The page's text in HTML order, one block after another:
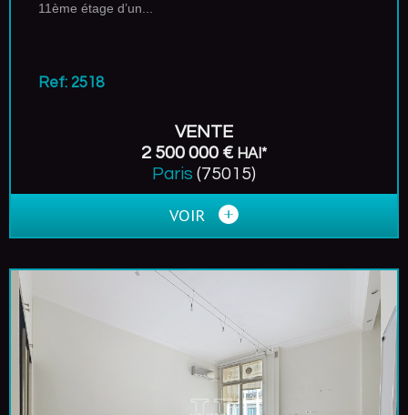
11ème étage d’un...
Ref: 2518
VENTE
2 500 000 € HAI*
Paris (75015)
VOIR